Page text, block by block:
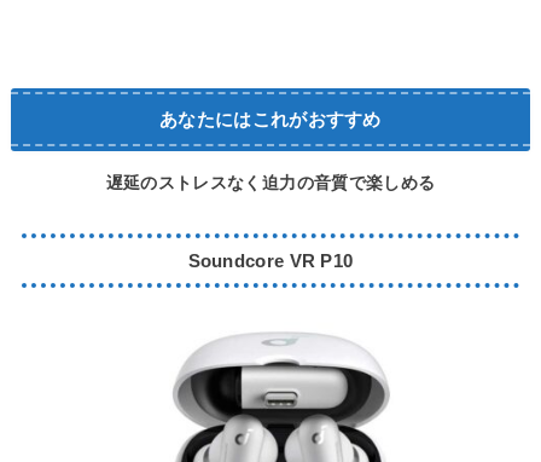
あなたにはこれがおすすめ
遅延のストレスなく迫力の音質で楽しめる
Soundcore VR P10